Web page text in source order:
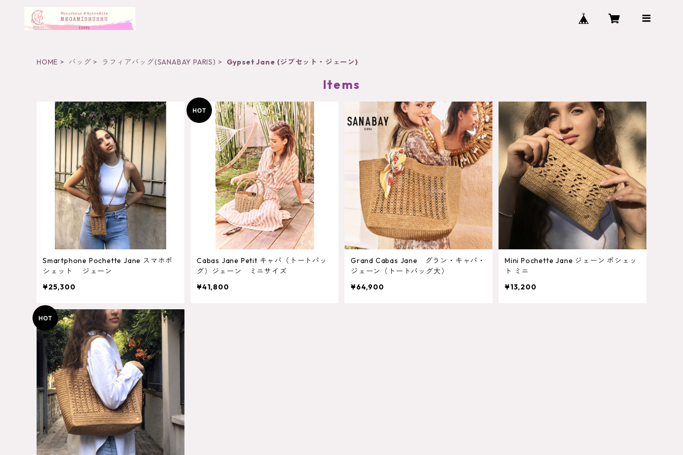
HOME バッグ ラフィアバッグ(SANABAY PARIS) Gypset Jane (ジプセット・ジェーン)
Items
Smartphone Pochette Jane スマホポ
シェット ジェーン
¥25,300
Cabas Jane Petit キャバ（トートバッ
グ）ジェーン ミニサイズ
¥41,800
Grand Cabas Jane グラン・キャバ・
ジェーン（トートバッグ大）
¥64,900
Mini Pochette Jane ジェーン ポシェッ
ト ミニ
¥13,200